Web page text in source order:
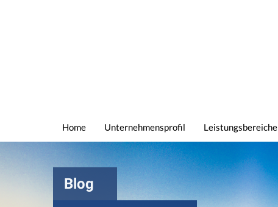
Home Unternehmensprofil Leistungsbereiche
Blog